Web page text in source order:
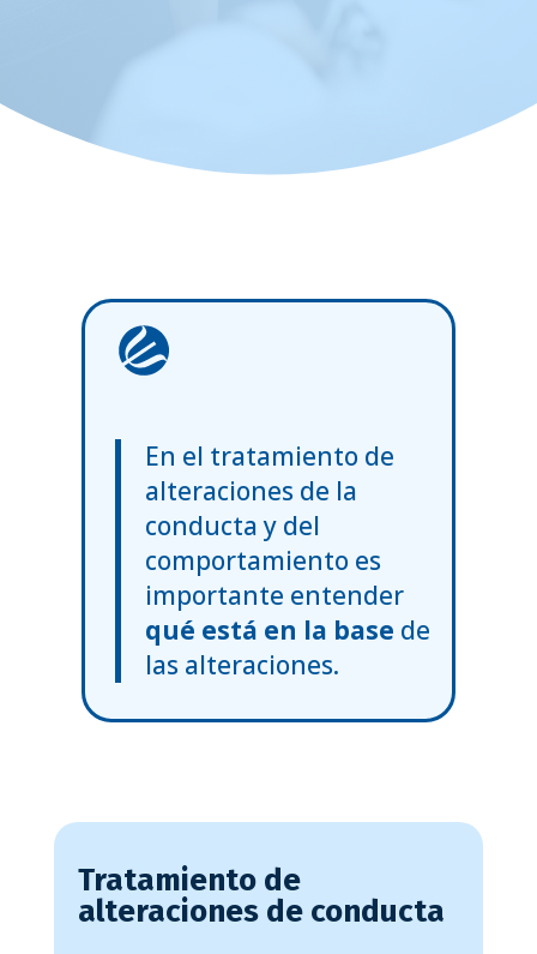
En el tratamiento de
alteraciones de la
conducta y del
comportamiento es
importante entender
qué está en la base de
las alteraciones.
Tratamiento de
alteraciones de conducta